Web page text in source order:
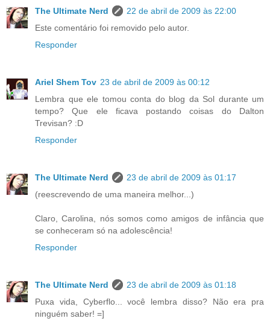
The Ultimate Nerd
22 de abril de 2009 às 22:00
Este comentário foi removido pelo autor.
Responder
Ariel Shem Tov 23 de abril de 2009 às 00:12
Lembra que ele tomou conta do blog da Sol durante um
tempo? Que ele ficava postando coisas do Dalton
Trevisan? :D
Responder
The Ultimate Nerd
23 de abril de 2009 às 01:17
(reescrevendo de uma maneira melhor...)
Claro, Carolina, nós somos como amigos de infância que
se conheceram só na adolescência!
Responder
The Ultimate Nerd
23 de abril de 2009 às 01:18
Puxa vida, Cyberflo... você lembra disso? Não era pra
ninguém saber! =]